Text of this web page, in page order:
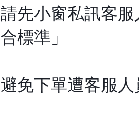
請先小窗私訊客
合標準」
避免下單遭客服